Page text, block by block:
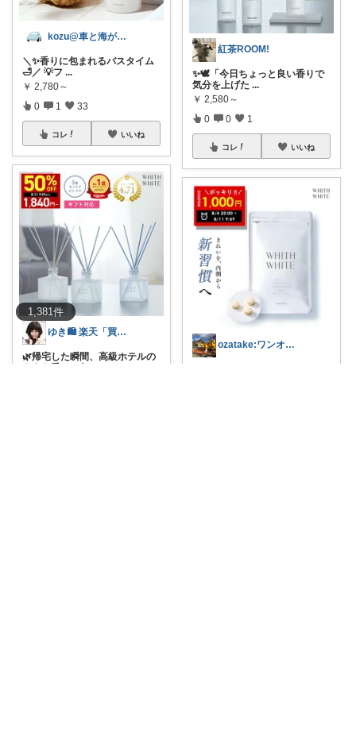
1,381件
kozu@車と海が好き
​＼✨️香りに包まれるバスタイム
🛁／ 💡フ ...
￥ 2,780～
0 1 33
コレ いいね
ゆき🛍️ 楽天「買ってよかった」を厳選
🌿帰宅した瞬間、高級ホテルの
ような香りに包
紅茶ROOM!
✨🕊️「今日ちょっと良い香りで
気分を上げた ...
￥ 2,580～
0 0 1
コレ いいね
ozatake:ワンオペママサポーター